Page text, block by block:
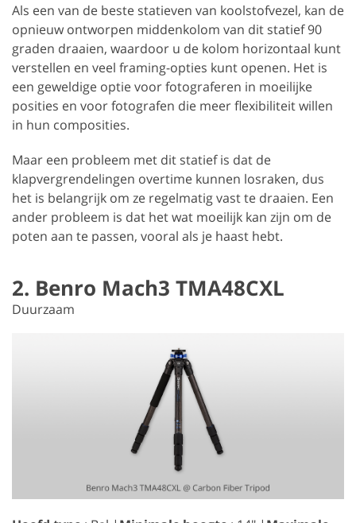
Als een van de beste statieven van koolstofvezel, kan de
opnieuw ontworpen middenkolom van dit statief 90
graden draaien, waardoor u de kolom horizontaal kunt
verstellen en veel framing-opties kunt openen. Het is
een geweldige optie voor fotograferen in moeilijke
posities en voor fotografen die meer flexibiliteit willen
in hun composities.
Maar een probleem met dit statief is dat de
klapvergrendelingen overtime kunnen losraken, dus
het is belangrijk om ze regelmatig vast te draaien. Een
ander probleem is dat het wat moeilijk kan zijn om de
poten aan te passen, vooral als je haast hebt.
2. Benro Mach3 TMA48CXL
Duurzaam